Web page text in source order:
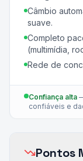
Câmbio
suave.
Completo
(multimídia,
Rede de
Confiança alta
confiáveis e
Pontos